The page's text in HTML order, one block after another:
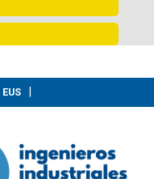
Lanaren
Leihatila